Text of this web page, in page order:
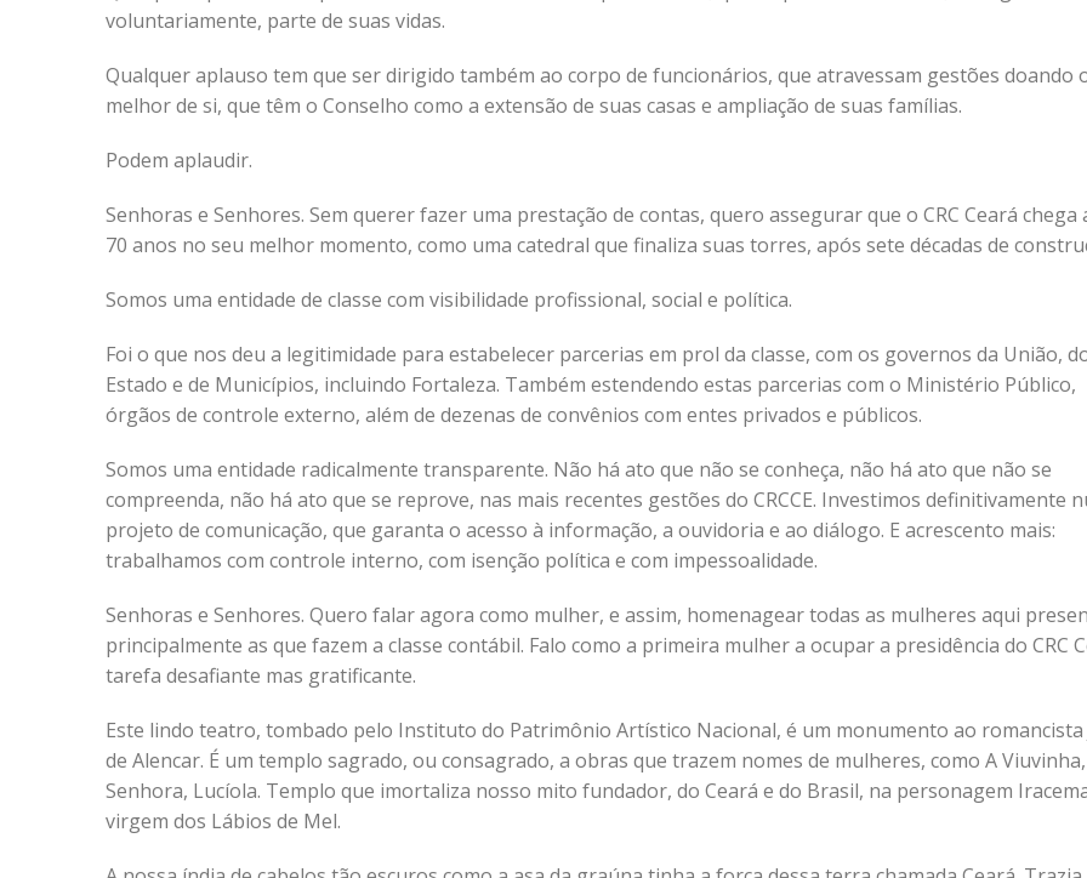
voluntariamente, parte de suas vidas.
Qualquer aplauso tem que ser dirigido também ao corpo de funcionários, que atravessam gestões doando
melhor de si, que têm o Conselho como a extensão de suas casas e ampliação de suas famílias.
Podem aplaudir.
Senhoras e Senhores. Sem querer fazer uma prestação de contas, quero assegurar que o CRC Ceará chega
70 anos no seu melhor momento, como uma catedral que finaliza suas torres, após sete décadas de
Somos uma entidade de classe com visibilidade profissional, social e política.
Foi o que nos deu a legitimidade para estabelecer parcerias em prol da classe, com os governos da União,
Estado e de Municípios, incluindo Fortaleza. Também estendendo estas parcerias com o Ministério Público,
órgãos de controle externo, além de dezenas de convênios com entes privados e públicos.
Somos uma entidade radicalmente transparente. Não há ato que não se conheça, não há ato que não se
compreenda, não há ato que se reprove, nas mais recentes gestões do CRCCE. Investimos definitivamente
projeto de comunicação, que garanta o acesso à informação, a ouvidoria e ao diálogo. E acrescento mais:
trabalhamos com controle interno, com isenção política e com impessoalidade.
Senhoras e Senhores. Quero falar agora como mulher, e assim, homenagear todas as mulheres aqui
principalmente as que fazem a classe contábil. Falo como a primeira mulher a ocupar a presidência do CRC
tarefa desafiante mas gratificante.
Este lindo teatro, tombado pelo Instituto do Patrimônio Artístico Nacional, é um monumento ao romancista
de Alencar. É um templo sagrado, ou consagrado, a obras que trazem nomes de mulheres, como A Viuvinha,
Senhora, Lucíola. Templo que imortaliza nosso mito fundador, do Ceará e do Brasil, na personagem
virgem dos Lábios de Mel.